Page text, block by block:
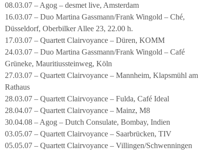
08.03.07 – Agog – desmet live, Amsterdam
16.03.07 – Duo Martina Gassmann/Frank Wingold – Ché,
Düsseldorf, Oberbilker Allee 23, 22.00 h.
17.03.07 – Quartett Clairvoyance – Düren, KOMM
24.03.07 – Duo Martina Gassmann/Frank Wingold – Café
Grüneke, Mauritiussteinweg, Köln
27.03.07 – Quartett Clairvoyance – Mannheim, Klapsmühl am
Rathaus
28.03.07 – Quartett Clairvoyance – Fulda, Café Ideal
28.04.07 – Quartett Clairvoyance – Mainz, M8
30.04.08 – Agog – Dutch Consulate, Bombay, Indien
03.05.07 – Quartett Clairvoyance – Saarbrücken, TIV
05.05.07 – Quartett Clairvoyance – Villingen/Schwenningen